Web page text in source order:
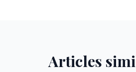
Articles